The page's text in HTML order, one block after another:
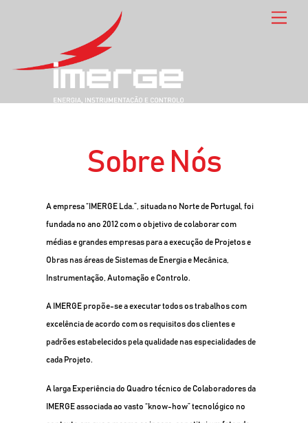
M
e
Sobre Nós
A empresa “IMERGE Lda.”, situada no Norte de Portugal, foi
fundada no ano 2012 com o objetivo de colaborar com
médias e grandes empresas para a execução de Projetos e
Obras nas áreas de Sistemas de Energia e Mecânica,
Instrumentação, Automação e Controlo.
A IMERGE propõe-se a executar todos os trabalhos com
excelência de acordo com os requisitos dos clientes e
padrões estabelecidos pela qualidade nas especialidades de
cada Projeto.
A larga Experiência do Quadro técnico de Colaboradores da
IMERGE associada ao vasto “know-how” tecnológico no